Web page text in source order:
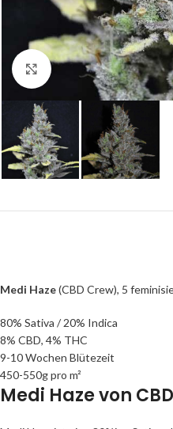
Click to enlarge
Medi Haze(CBD Crew), 5
80% Sativa / 20% Indica
8% CBD, 4% THC
9-10 Wochen Blütezeit
450-550g pro m²
Medi Haze von